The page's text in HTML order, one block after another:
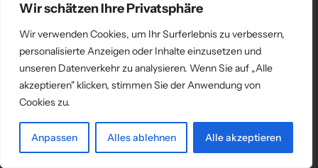
Wir schätzen Ihre Privatsphäre
Wir verwenden Cookies, um Ihr Surferlebnis zu verbessern,
personalisierte Anzeigen oder Inhalte einzusetzen und
unseren Datenverkehr zu analysieren. Wenn Sie auf „Alle
akzeptieren" klicken, stimmen Sie der Anwendung von
Cookies zu.
Anpassen Alles ablehnen Alle akzeptieren